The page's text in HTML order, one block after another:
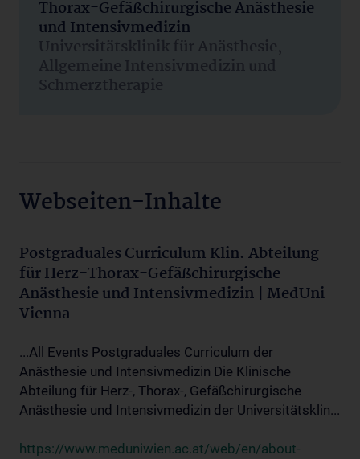
Thorax-Gefäßchirurgische Anästhesie
und Intensivmedizin
Universitätsklinik für Anästhesie,
Allgemeine Intensivmedizin und
Schmerztherapie
Webseiten-Inhalte
Postgraduales Curriculum Klin. Abteilung
für Herz-Thorax-Gefäßchirurgische
Anästhesie und Intensivmedizin | MedUni
Vienna
...All Events Postgraduales Curriculum der
Anästhesie und Intensivmedizin Die Klinische
Abteilung für Herz-, Thorax-, Gefäßchirurgische
Anästhesie und Intensivmedizin der Universitätsklin...
https://www.meduniwien.ac.at/web/en/about-